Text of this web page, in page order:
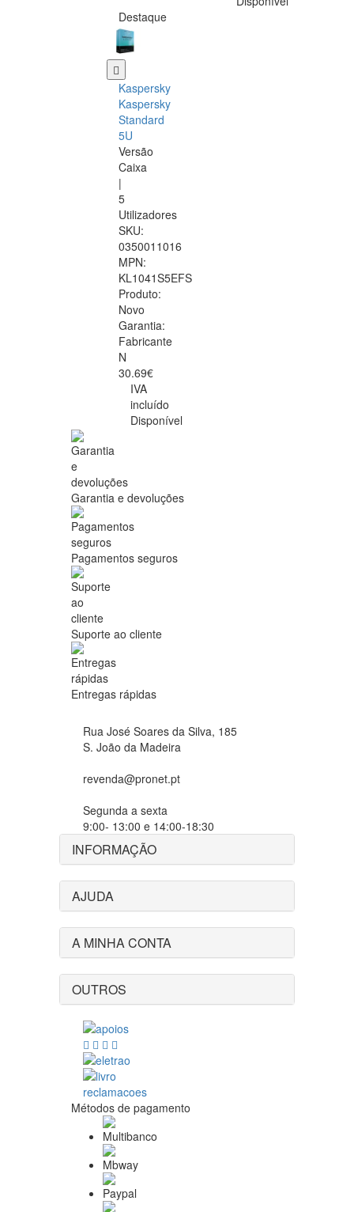
Destaque
Kaspersky
Kaspersky
Standard
5U
Versão
Caixa
|
5
Utilizadores
SKU:
0350011016
MPN:
KL1041S5EFS
Produto:
Novo
Garantia:
Fabricante
N
30.69€
IVA
incluído
Disponível
Garantia e devoluções
Pagamentos seguros
Suporte ao cliente
Entregas rápidas
Rua José Soares da Silva, 185
S. João da Madeira
revenda@pronet.pt
Segunda a sexta
9:00- 13:00 e 14:00-18:30
INFORMAÇÃO
AJUDA
A MINHA CONTA
OUTROS
Métodos de pagamento